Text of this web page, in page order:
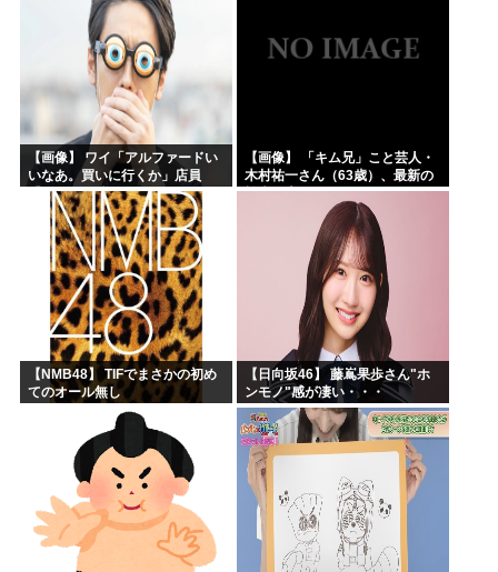
【画像】 ワイ「アルファードい
いなあ。買いに行くか」店員
「ほいっ見積もりな！」ワイ
「金額おかしくね？」←お前ら
もそう思うよな？？？？？
【画像】 「キム兄」こと芸人・
木村祐一さん（63歳）、最新の
松本人志さんとのツーショット
が完全に別人だとネット騒然！
「マジで誰かわからん」...
【NMB48】 TIFでまさかの初め
てのオール無し
【日向坂46】 藤嶌果歩さん"ホ
ンモノ"感が凄い・・・